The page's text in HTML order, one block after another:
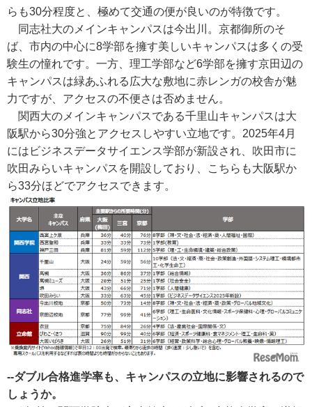
らも30分程度と、極めて交通の便が良いのが特徴です。
同志社大のメインキャンパスは今出川。京都御所のそ
ば、市内の中心に8学部を擁す美しいキャンパスは多くの受
験生の憧れです。一方、理工学部など6学部を擁す京田辺の
キャンパスは緑あふれる広大な敷地に赤レンガの校舎が魅
力ですが、アクセスの不便さは否めません。
関西大のメインキャンパスである千里山キャンパスは大
阪駅から30分強とアクセスしやすい立地です。2025年4月
にはビジネスデータサイエンス学部が新設され、吹田市に
吹田みらいキャンパスを開設しており、こちらも大阪駅か
ら33分ほどでアクセスできます。
--ダブル合格進学率も、キャンパスの立地に影響されるので
しょうか。